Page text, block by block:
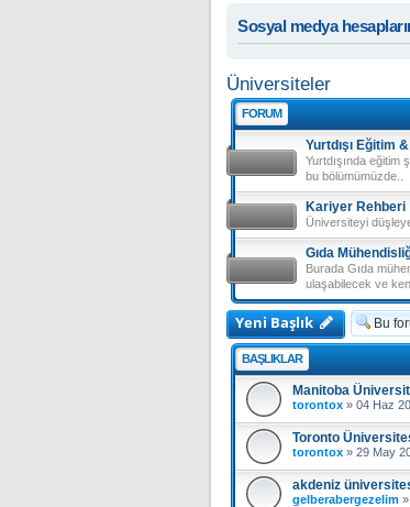
Sosyal medya
Üniversiteler
FORUM
Yurtdışı Eğitim
Yurtdışında eğitim
bu bölümümüzde..
Kariyer Rehberi
Üniversiteyi
Gıda
Burada Gıda
ulaşabilecek ve
Yeni Başlık
BAŞLIKLAR
Manitoba
torontox » 04 Haz
Toronto
torontox » 29 May
akdeniz
gelberabergezelim »